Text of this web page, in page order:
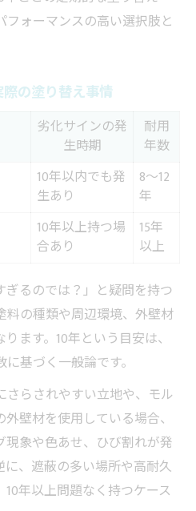
ォーマンスの高い選択肢と
の塗り替え事情
劣化サインの発
生時期
耐用
年数
10年以内でも発
生あり
8～12
年
10年以上持つ場
合あり
15年
以上
ぎるのでは？」と疑問を持つ
料の種類や周辺環境、外壁材
ます。10年という目安は、
基づく一般論です。
らされやすい立地や、モル
壁材を使用している場合、
現象や色あせ、ひび割れが発
、遮蔽の多い場所や高耐久
年以上問題なく持つケース